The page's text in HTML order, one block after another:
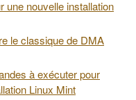
une nouvelle installation
le classique de DMA
à exécuter pour
Linux Mint